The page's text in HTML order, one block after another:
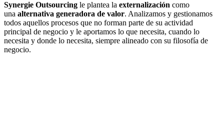
Synergie Outsourcing le plantea la externalización como
una alternativa generadora de valor. Analizamos y gestionamos
todos aquellos procesos que no forman parte de su actividad
principal de negocio y le aportamos lo que necesita, cuando lo
necesita y donde lo necesita, siempre alineado con su filosofía de
negocio.